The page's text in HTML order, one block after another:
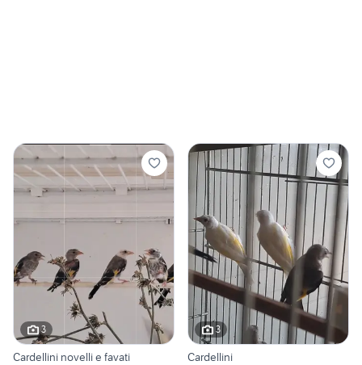
3
Cardellini novelli e favati
3
Cardellini